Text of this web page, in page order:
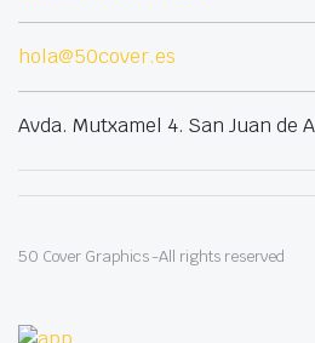
hola@50cover.es
Avda. Mutxamel 4. San Juan de
50 Cover Graphics -All rights reserved